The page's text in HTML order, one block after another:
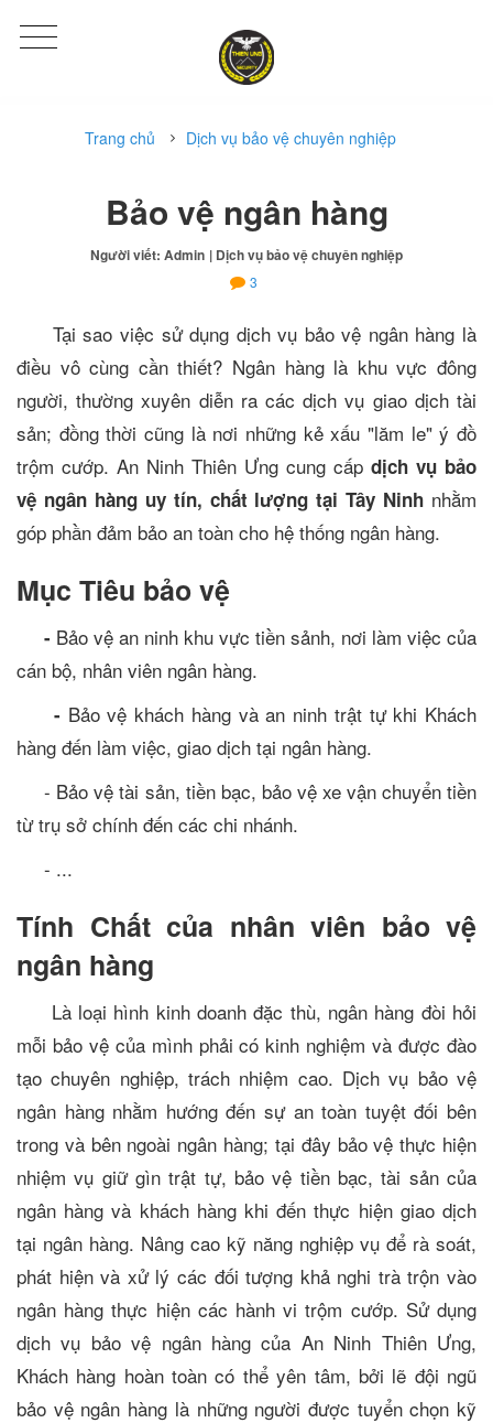
Trang chủ Dịch vụ bảo vệ chuyên nghiệp
Bảo vệ ngân hàng
Người viết: Admin | Dịch vụ bảo vệ chuyên nghiệp
3
Tại sao việc sử dụng dịch vụ bảo vệ ngân hàng là
điều vô cùng cần thiết? Ngân hàng là khu vực đông
người, thường xuyên diễn ra các dịch vụ giao dịch tài
sản; đồng thời cũng là nơi những kẻ xấu "lăm le" ý đồ
trộm cướp. An Ninh Thiên Ưng cung cấp dịch vụ bảo
vệ ngân hàng uy tín, chất lượng tại Tây Ninh nhằm
góp phần đảm bảo an toàn cho hệ thống ngân hàng.
Mục Tiêu bảo vệ
- Bảo vệ an ninh khu vực tiền sảnh, nơi làm việc của
cán bộ, nhân viên ngân hàng.
- Bảo vệ khách hàng và an ninh trật tự khi Khách
hàng đến làm việc, giao dịch tại ngân hàng.
- Bảo vệ tài sản, tiền bạc, bảo vệ xe vận chuyển tiền
từ trụ sở chính đến các chi nhánh.
- ...
Tính Chấtcủa nhân viên bảo vệ
ngân hàng
Là loại hình kinh doanh đặc thù, ngân hàng đòi hỏi
mỗi bảo vệ của mình phải có kinh nghiệm và được đào
tạo chuyên nghiệp, trách nhiệm cao. Dịch vụ bảo vệ
ngân hàng nhằm hướng đến sự an toàn tuyệt đối bên
trong và bên ngoài ngân hàng; tại đây bảo vệ thực hiện
nhiệm vụ giữ gìn trật tự, bảo vệ tiền bạc, tài sản của
ngân hàng và khách hàng khi đến thực hiện giao dịch
tại ngân hàng. Nâng cao kỹ năng nghiệp vụ để rà soát,
phát hiện và xử lý các đối tượng khả nghi trà trộn vào
ngân hàng thực hiện các hành vi trộm cướp. Sử dụng
dịch vụ bảo vệ ngân hàng của An Ninh Thiên Ưng,
Khách hàng hoàn toàn có thể yên tâm, bởi lẽ đội ngũ
bảo vệ ngân hàng là những người được tuyển chọn kỹ